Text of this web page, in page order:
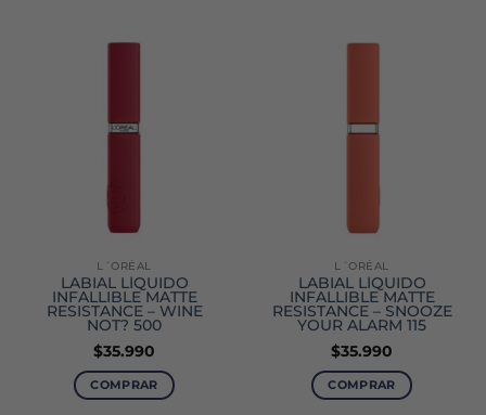
L´ORÉAL
LABIAL LÍQUIDO
INFALLIBLE MATTE
RESISTANCE – WINE
NOT? 500
$35.990
COMPRAR
L´ORÉAL
LABIAL LÍQUIDO
INFALLIBLE MATTE
RESISTANCE – SNOOZE
YOUR ALARM 115
$35.990
COMPRAR